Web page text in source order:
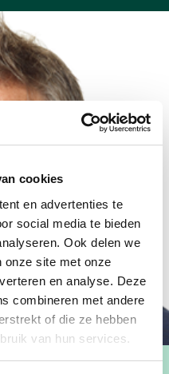
cookies
en advertenties te
social media te bieden
Ook delen we
onze site met onze
en analyse. Deze
combineren met andere
of die ze hebben
van hun services.